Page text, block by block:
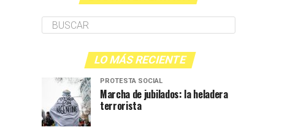
LO MÁS RECIENTE
PROTESTA SOCIAL
Marcha de jubilados: la heladera
terrorista